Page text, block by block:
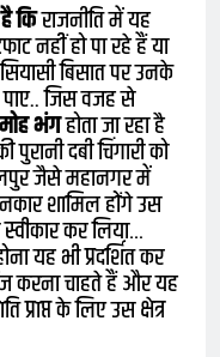
किराजनीति में यह
नहीं हो पा रहे हैं या
बिसात पर उनके
जिस वजह से
भंगहोता जा रहा है
दबी चिंगारी को
जैसे महानगर में
शामिल होंगे उस
कर लिया…
यह भी प्रदर्शित कर
करना चाहते हैं और यह
प्राप्त के लिए उस क्षेत्र